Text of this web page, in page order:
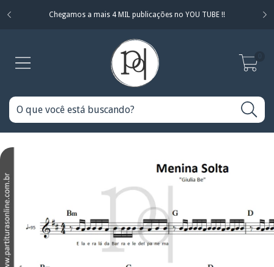
Chegamos a mais 4 MIL publicações no YOU TUBE !!